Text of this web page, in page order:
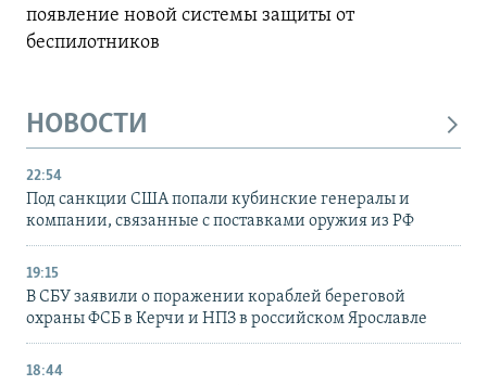
появление новой системы защиты от
беспилотников
НОВОСТИ
22:54
Под санкции США попали кубинские генералы и
компании, связанные с поставками оружия из РФ
19:15
В СБУ заявили о поражении кораблей береговой
охраны ФСБ в Керчи и НПЗ в российском Ярославле
18:44